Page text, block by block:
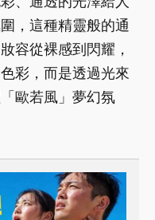
，這種精靈般的通
容從裸感到閃耀，
彩，而是透過光來
歐若風」夢幻氛